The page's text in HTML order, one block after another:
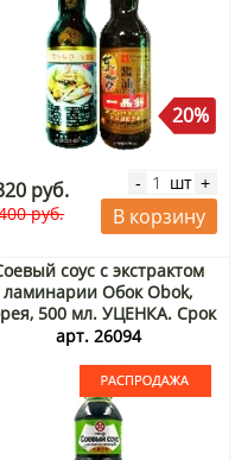
20%
руб.
руб.
- шт +
В корзину
соус с экстрактом
ламинарии Обок Obok,
500 мл. УЦЕНКА. Срок
до 07.08.2026. Распродажа
арт. 26094